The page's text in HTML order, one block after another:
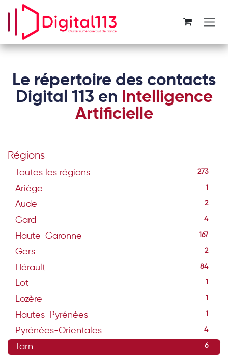
Se rendre au contenu
Le répertoire des contacts
Digital 113 en Intelligence
Artificielle
Régions
Toutes les régions 273
Ariège 1
Aude 2
Gard 4
Haute-Garonne 167
Gers 2
Hérault 84
Lot 1
Lozère 1
Hautes-Pyrénées 1
Pyrénées-Orientales 4
Tarn 6